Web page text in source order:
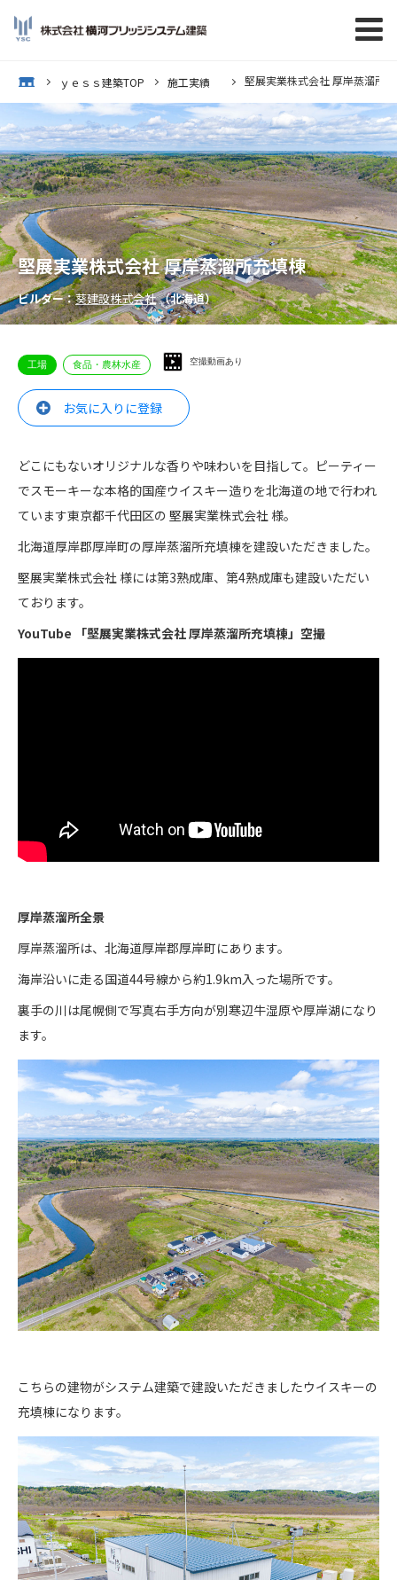
ｙｅｓｓ建築TOP 施工実績 堅展実業株式会社 厚岸蒸溜所
堅展実業株式会社 厚岸蒸溜所充填棟
ビルダー：葵建設株式会社（北海道）
工場 食品・農林水産 空撮動画あり
お気に入りに登録
どこにもないオリジナルな香りや味わいを目指して。ピーティー
でスモーキーな本格的国産ウイスキー造りを北海道の地で行われ
ています東京都千代田区の 堅展実業株式会社 様。
北海道厚岸郡厚岸町の厚岸蒸溜所充填棟を建設いただきました。
堅展実業株式会社 様には第3熟成庫、第4熟成庫も建設いただい
ております。
YouTube 「堅展実業株式会社 厚岸蒸溜所充填棟」空撮
厚岸蒸溜所全景
厚岸蒸溜所は、北海道厚岸郡厚岸町にあります。
海岸沿いに走る国道44号線から約1.9km入った場所です。
裏手の川は尾幌側で写真右手方向が別寒辺牛湿原や厚岸湖になり
ます。
こちらの建物がシステム建築で建設いただきましたウイスキーの
充填棟になります。